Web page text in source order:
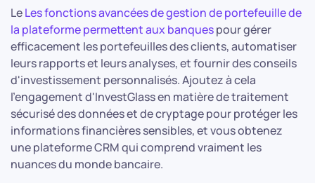
LeLes fonctions avancées de gestion de portefeuille de
la plateforme permettent aux banquespour gérer
efficacement les portefeuilles des clients, automatiser
leurs rapports et leurs analyses, et fournir des conseils
d'investissement personnalisés. Ajoutez à cela
l'engagement d'InvestGlass en matière de traitement
sécurisé des données et de cryptage pour protéger les
informations financières sensibles, et vous obtenez
une plateforme CRM qui comprend vraiment les
nuances du monde bancaire.